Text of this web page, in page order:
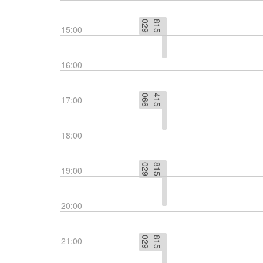
15:00
16:00
17:00
18:00
19:00
20:00
21:00
8
1
5
0
2
9
4
1
5
0
6
6
8
1
5
0
2
9
8
1
5
0
2
9